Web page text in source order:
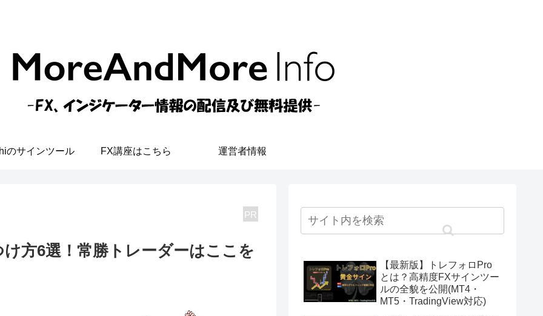
のサインツール FX講座はこちら 運営者情報
PR
方6選！常勝トレーダーはここを
【最新版】トレフォロPro
とは？高精度FXサインツー
ルの全貌を公開(MT4・
MT5・TradingView対応)